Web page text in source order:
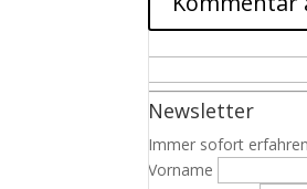
nach:
Newsletter
Immer sofort
Vorname